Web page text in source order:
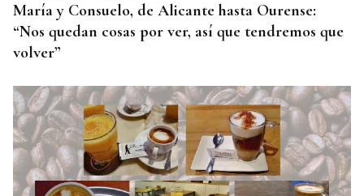
María y Consuelo, de Alicante hasta Ourense:
“Nos quedan cosas por ver, así que tendremos que
volver”